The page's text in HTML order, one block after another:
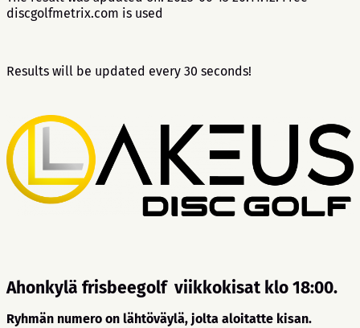
discgolfmetrix.com is used
Results will be updated every 30 seconds!
Ahonkylä frisbeegolf viikkokisat klo 18:00.
Ryhmän numero on lähtöväylä, jolta aloitatte kisan.